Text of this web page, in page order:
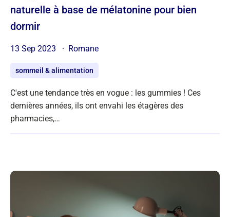
naturelle à base de mélatonine pour bien
dormir
13 Sep 2023 Romane
sommeil & alimentation
C'est une tendance très en vogue : les gummies ! Ces
dernières années, ils ont envahi les étagères des
pharmacies,…